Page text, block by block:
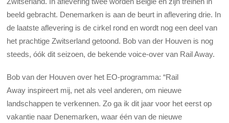
beeld gebracht. Denemarken is aan de beurt in aflevering drie. In
de laatste aflevering is de cirkel rond en wordt nog een deel van
het prachtige Zwitserland getoond. Bob van der Houven is nog
steeds, óók dit seizoen, de bekende voice-over van Rail Away.
Bob van der Houven over het EO-programma: “Rail
Away inspireert mij, net als veel anderen, om nieuwe
landschappen te verkennen. Zo ga ik dit jaar voor het eerst op
vakantie naar Denemarken, waar één van de nieuwe